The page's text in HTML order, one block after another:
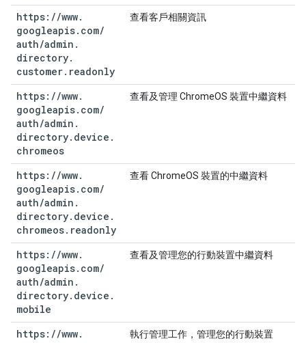
https: //www.
googleapis. com/
auth/admin .
directory.
customer. readonly
查看客戶相關資訊
https: //www.
googleapis. com/
auth/admin .
directory. device .
chromeos
查看及管理 ChromeOS 裝置中繼資料
https: //www.
googleapis. com/
auth/admin .
directory. device .
chromeos. readonly
查看 ChromeOS 裝置的中繼資料
https: //www.
googleapis. com/
auth/admin .
directory. device .
mobile
查看及管理您的行動裝置中繼資料
https: //www.
執行管理工作，管理您的行動裝置